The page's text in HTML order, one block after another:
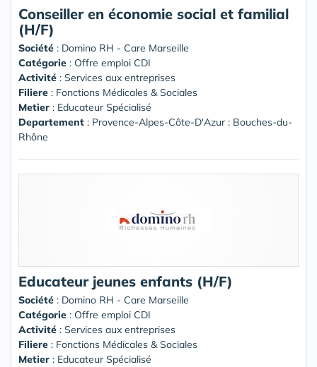
Conseiller en économie social et familial
(H/F)
Société : Domino RH - Care Marseille
Catégorie : Offre emploi CDI
Activité : Services aux entreprises
Filiere : Fonctions Médicales & Sociales
Metier : Educateur Spécialisé
Departement : Provence-Alpes-Côte-D'Azur : Bouches-du-
Rhône
Educateur jeunes enfants (H/F)
Société : Domino RH - Care Marseille
Catégorie : Offre emploi CDI
Activité : Services aux entreprises
Filiere : Fonctions Médicales & Sociales
Metier : Educateur Spécialisé